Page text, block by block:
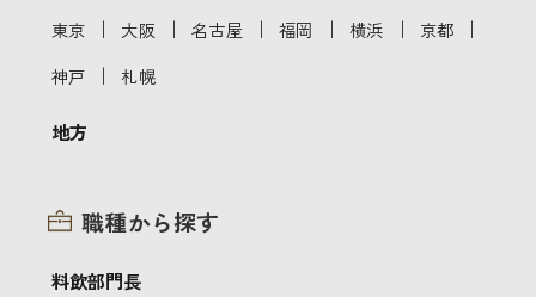
東京 ｜ 大阪 ｜ 名古屋 ｜ 福岡 ｜ 横浜 ｜ 京都 ｜
神戸 ｜ 札幌
地方
職種から探す
料飲部門長